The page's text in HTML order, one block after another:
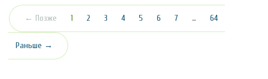
← Позже 1 (текущая)
2 3 4 5 6 7 … 64
Раньше →